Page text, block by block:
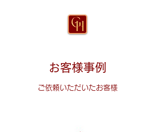
お客様事例
ご依頼いただいたお客様